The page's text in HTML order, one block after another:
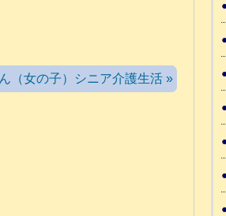
（女の子）シニア介護生活 »